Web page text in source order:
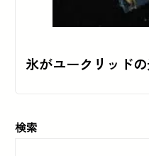
氷がユークリッド
検索